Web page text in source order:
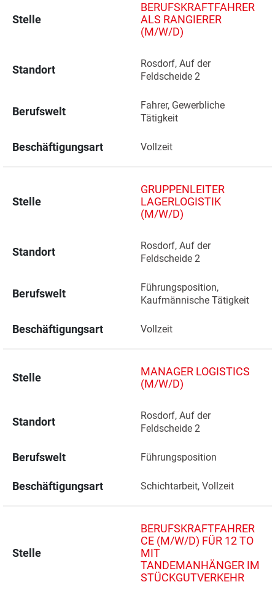
Stelle
BERUFSKRAFTFAHRER
ALS RANGIERER
(M/W/D)
Standort
Rosdorf, Auf der
Feldscheide 2
Berufswelt
Fahrer, Gewerbliche
Tätigkeit
Beschäftigungsart Vollzeit
Stelle
GRUPPENLEITER
LAGERLOGISTIK
(M/W/D)
Standort
Rosdorf, Auf der
Feldscheide 2
Berufswelt
Führungsposition,
Kaufmännische Tätigkeit
Beschäftigungsart Vollzeit
Stelle
MANAGER LOGISTICS
(M/W/D)
Standort
Rosdorf, Auf der
Feldscheide 2
Berufswelt Führungsposition
Beschäftigungsart Schichtarbeit, Vollzeit
Stelle
BERUFSKRAFTFAHRER
CE (M/W/D) FÜR 12 TO
MIT
TANDEMANHÄNGER IM
STÜCKGUTVERKEHR